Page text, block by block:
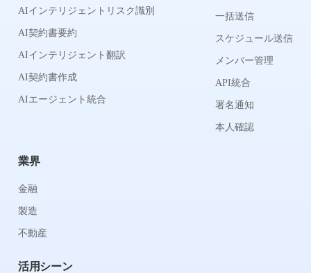
AIインテリジェントリスク識別
AI契約書要約
AIインテリジェント翻訳
AI契約書作成
AIエージェント統合
一括送信
スケジュール送信
メンバー管理
API統合
署名通知
本人確認
業界
金融
製造
不動産
活用シーン